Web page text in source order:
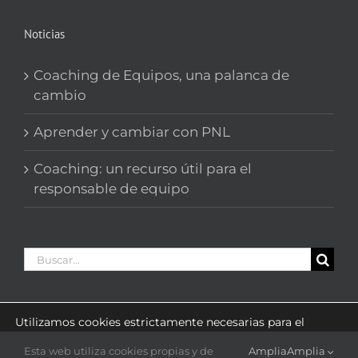
Noticias
Coaching de Equipos, una palanca de
cambio
Aprender y cambiar con PNL
Coaching: un recurso útil para el
responsable de equipo
Buscar:
Utilizamos cookies estrictamente necesarias para el
funcionamiento de este sitio web y cookies estadísticas
con el fin de optimizar la navegación.
Esta web utiliza cookies propias y de AmpliaAmplia